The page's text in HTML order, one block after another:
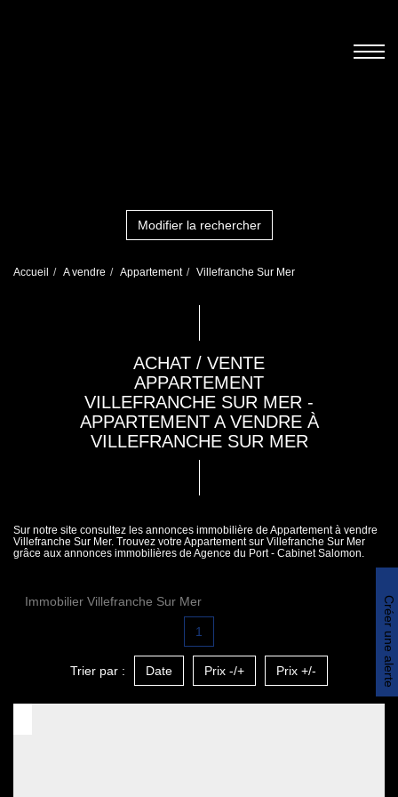
Modifier la rechercher
Accueil A vendre Appartement Villefranche Sur Mer
ACHAT / VENTE
APPARTEMENT
VILLEFRANCHE SUR MER -
APPARTEMENT A VENDRE À
VILLEFRANCHE SUR MER
Sur notre site consultez les annonces immobilière de Appartement à vendre
Villefranche Sur Mer. Trouvez votre Appartement sur Villefranche Sur Mer
grâce aux annonces immobilières de Agence du Port - Cabinet Salomon.
Immobilier Villefranche Sur Mer Créer une alerte
1
Trier par : Date Prix -/+ Prix +/-